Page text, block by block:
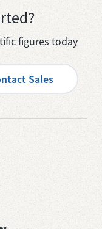
figures today
Sales